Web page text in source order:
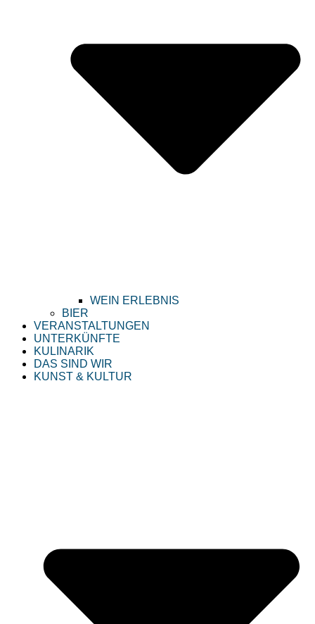
WEIN ERLEBNIS
BIER
VERANSTALTUNGEN
UNTERKÜNFTE
KULINARIK
DAS SIND WIR
KUNST & KULTUR